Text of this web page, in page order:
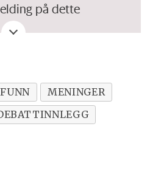
på dette
spørsmål, ros eller
MENINGER